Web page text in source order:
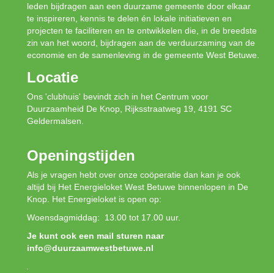
leden bijdragen aan een duurzame gemeente door elkaar
te inspireren, kennis te delen én lokale initiatieven en
projecten te faciliteren en te ontwikkelen die, in de breedste
zin van het woord, bijdragen aan de verduurzaming van de
economie en de samenleving in de gemeente West Betuwe.
Locatie
Ons 'clubhuis' bevindt zich in het Centrum voor
Duurzaamheid De Knop, Rijksstraatweg 19, 4191 SC
Geldermalsen.
Openingstijden
Als je vragen hebt over onze coöperatie dan kan je ook
altijd bij Het Energieloket West Betuwe binnenlopen in De
Knop. Het Energieloket is open op:
Woensdagmiddag: 13.00 tot 17.00 uur.
Je kunt ook een mail sturen naar
info@duurzaamwestbetuwe.nl
.